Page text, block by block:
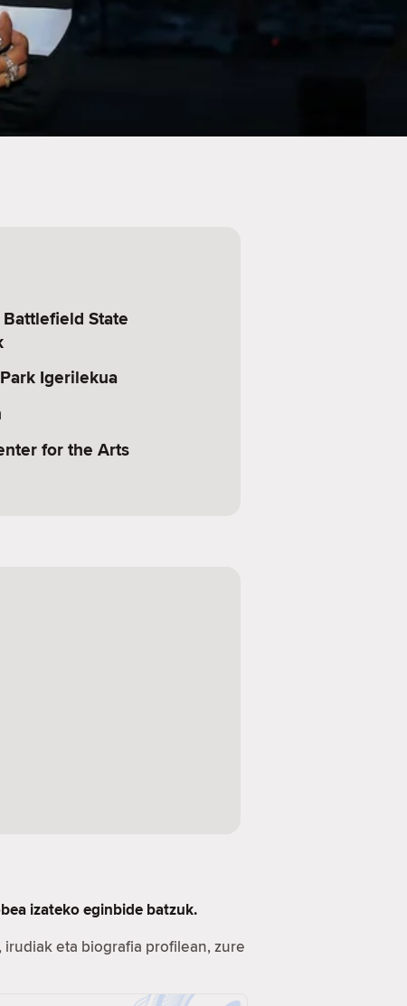
State
Igerilekua
for the Arts
izateko eginbide batzuk.
eta biografia profilean, zure